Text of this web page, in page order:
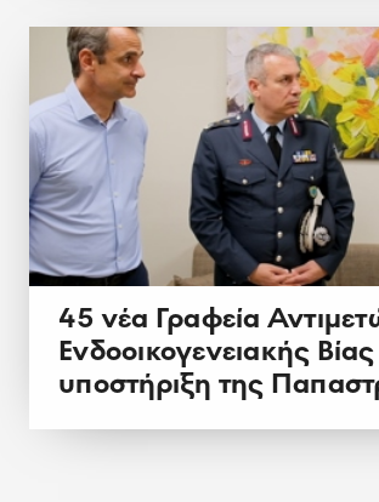
45 νέα Γραφεία
Ενδοοικογενειακής
υποστήριξη της